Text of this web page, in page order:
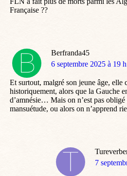
Française ??
Berfranda45
dit
6 septembre 2025 à 19
Et surtout, malgré son jeune âge, elle
historiquement, alors que la Gauche
d’amnésie… Mais on n’est pas
mansuétude, ou alors on n’apprend
dit
7